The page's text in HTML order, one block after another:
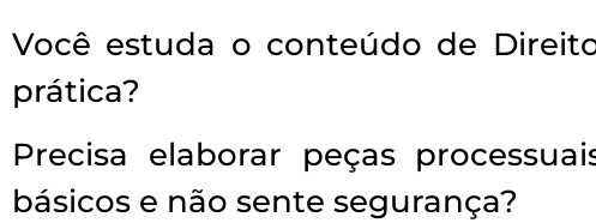
Você estuda o conteúdo de
prática?
Precisa elaborar peças
básicos e não sente segurança?